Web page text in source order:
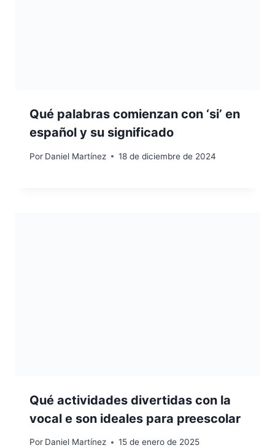
Qué palabras comienzan con ‘si’ en
español y su significado
Por Daniel Martínez 18 de diciembre de 2024
Qué actividades divertidas con la
vocal e son ideales para preescolar
Por Daniel Martínez 15 de enero de 2025